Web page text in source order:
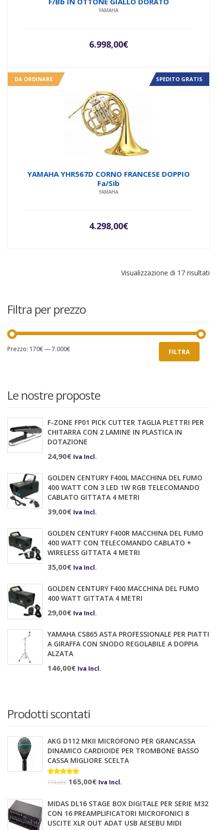
YAMAHA
6.998,00€
DA ORDINARE SPEDITO GRATIS
YAMAHA YHR567D CORNO FRANCESE DOPPIO
Fa/Sib
YAMAHA
4.298,00€
Visualizzazione di 17 risultati
Filtra per prezzo
Prezzo
Prezzo
FILTRA
Prezzo: 170€—7.000€
Le nostre proposte
F-ZONE FP01 PICK CUTTER TAGLIA PLETTRI PER
CHITARRA CON 2 LAMINE IN PLASTICA IN
DOTAZIONE
24,90€ Iva Incl.
GOLDEN CENTURY F400L MACCHINA DEL FUMO
400 WATT CON 3 LED 1W RGB TELECOMANDO
CABLATO GITTATA 4 METRI
39,00€ Iva Incl.
GOLDEN CENTURY F400R MACCHINA DEL FUMO
400 WATT CON TELECOMANDO CABLATO +
WIRELESS GITTATA 4 METRI
35,00€ Iva Incl.
GOLDEN CENTURY F400 MACCHINA DEL FUMO
400 WATT GITTATA 4 METRI
29,00€ Iva Incl.
YAMAHA CS865 ASTA PROFESSIONALE PER PIATTI
A GIRAFFA CON SNODO REGOLABILE A DOPPIA
ALZATA
146,00€ Iva Incl.
Prodotti scontati
AKG D112 MKII MICROFONO PER GRANCASSA
DINAMICO CARDIOIDE PER TROMBONE BASSO
CASSA MIGLIORE SCELTA
Valutato
174,00€ Il
originale
era:
165,00€Il
attuale
è:
Iva Incl.
MIDAS DL16 STAGE BOX DIGITALE PER SERIE M32
CON 16 PREAMPLIFICATORI MICROFONICI 8
USCITE XLR OUT ADAT USB AESEBU MIDI